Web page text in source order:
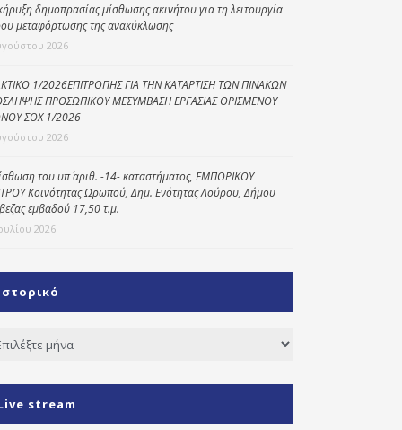
δημοπρασίας μίσθωσης ακινήτου για τη λειτουργία
μεταφόρτωσης της ανακύκλωσης
2026
1/2026ΕΠΙΤΡΟΠΗΣ ΓΙΑ ΤΗΝ ΚΑΤΑΡΤΙΣΗ ΤΩΝ ΠΙΝΑΚΩΝ
ΠΡΟΣΩΠΙΚΟΥ ΜΕΣΥΜΒΑΣΗ ΕΡΓΑΣΙΑΣ ΟΡΙΣΜΕΝΟΥ
ΣΟΧ 1/2026
2026
του υπ΄ αριθ. -14- καταστήματος, ΕΜΠΟΡΙΚΟΥ
Κοινότητας Ωρωπού, Δημ. Ενότητας Λούρου, Δήμου
εμβαδού 17,50 τ.μ.
2026
stream